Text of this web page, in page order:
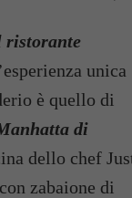
ristorante
unica
è quello di
di
dello chef
zabaione di